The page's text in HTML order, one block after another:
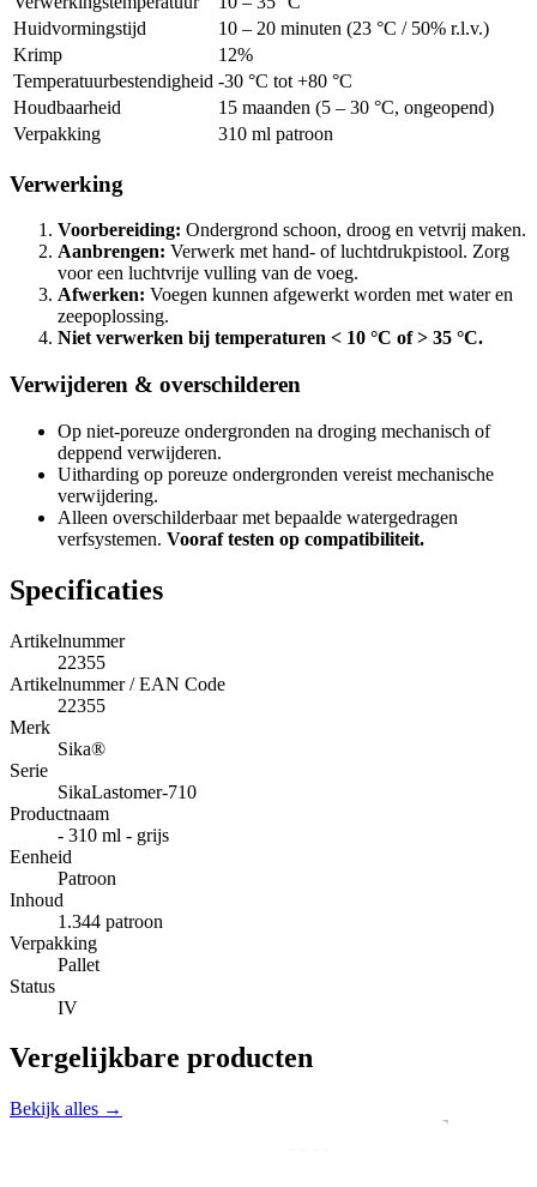
Huidvormingstijd
10 – 20 minuten (23 °C / 50% r.l.v.)
Krimp
12%
Temperatuurbestendigheid -30 °C tot +80 °C
Houdbaarheid
15 maanden (5 – 30 °C, ongeopend)
Verpakking
310 ml patroon
Verwerking
Voorbereiding: Ondergrond schoon, droog en vetvrij maken.
Aanbrengen: Verwerk met hand- of luchtdrukpistool. Zorg
voor een luchtvrije vulling van de voeg.
Afwerken: Voegen kunnen afgewerkt worden met water en
zeepoplossing.
Niet verwerken bij temperaturen < 10 °C of > 35 °C.
Verwijderen & overschilderen
Op niet-poreuze ondergronden na droging mechanisch of
deppend verwijderen.
Uitharding op poreuze ondergronden vereist mechanische
verwijdering.
Alleen overschilderbaar met bepaalde watergedragen
verfsystemen. Vooraf testen op compatibiliteit.
Specificaties
Artikelnummer
22355
Artikelnummer / EAN Code
22355
Merk
Sika®
Serie
SikaLastomer-710
Productnaam
- 310 ml - grijs
Eenheid
Patroon
Inhoud
1.344 patroon
Verpakking
Pallet
Status
IV
Vergelijkbare producten
Bekijk alles →